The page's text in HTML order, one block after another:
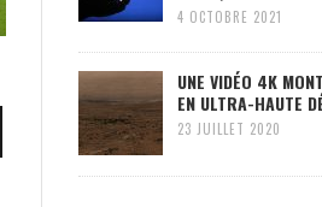
4 OCTOBRE 2021
UNE VIDÉO 4K
EN ULTRA-HAUTE
23 JUILLET 2020